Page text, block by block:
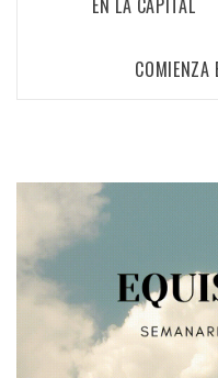
EN LA CAPITAL
COMIENZA